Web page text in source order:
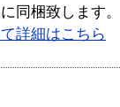
同梱致します。
詳細はこちら